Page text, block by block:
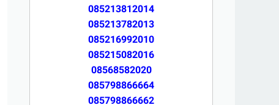
085213812014
085213782013
085216992010
085215082016
08568582020
085798866664
085798866662